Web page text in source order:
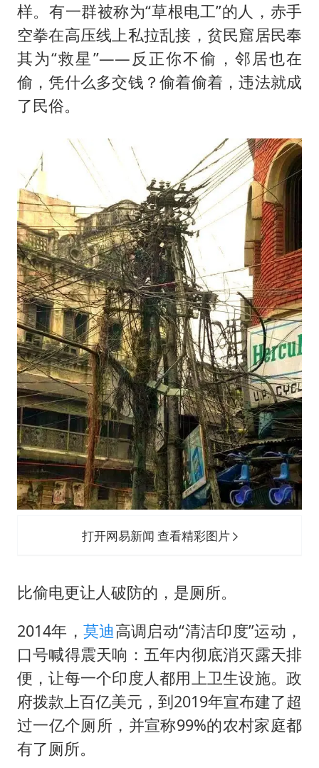
样。有一群被称为“草根电工”的人，赤手
空拳在高压线上私拉乱接，贫民窟居民奉
其为“救星”——反正你不偷，邻居也在
偷，凭什么多交钱？偷着偷着，违法就成
了民俗。
打开网易新闻 查看精彩图片
比偷电更让人破防的，是厕所。
2014年， 莫迪高调启动“清洁印度”运动，
口号喊得震天响：五年内彻底消灭露天排
便，让每一个印度人都用上卫生设施。政
府拨款上百亿美元，到2019年宣布建了超
过一亿个厕所，并宣称99%的农村家庭都
有了厕所。